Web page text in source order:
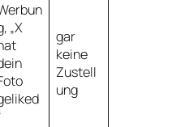
„X
gar
keine
Zustell
ung